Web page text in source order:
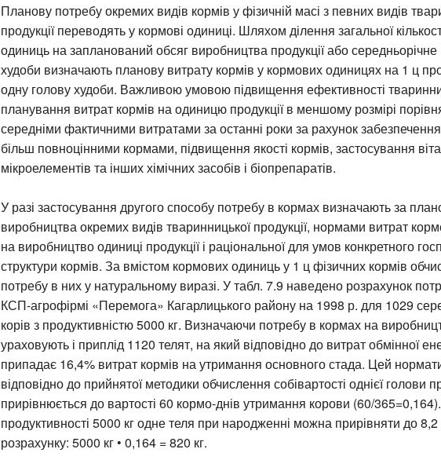
Планову потребу окремих видів кормів у фізичній масі з певних видів
продукції переводять у кормові одиниці. Шляхом ділення загальної
одиниць на запланований обсяг виробництва продукції або середньорічне
худоби визначають планову витрату кормів у кормових одиницях на 1 ц
одну голову худоби. Важливою умовою підвищення ефективності
планування витрат кормів на одиницю продукції в меншому розмірі
середніми фактичними витратами за останні роки за рахунок
більш повноцінними кормами, підвищення якості кормів, застосування
мікроелементів та інших хімічних засобів і біопрепаратів.
У разі застосування другого способу потребу в кормах визначають за
виробництва окремих видів тваринницької продукції, нормами витрат
на виробництво одиниці продукції і раціональної для умов конкретного
структури кормів. За вмістом кормових одиниць у 1 ц фізичних кормів
потребу в них у натуральному виразі. У табл. 7.9 наведено розрахунок
КСП-агрофірмі «Перемога» Кагарлицького району на 1998 р. для 1029
корів з продуктивністю 5000 кг. Визначаючи потребу в кормах на
ураховують і приплід 1120 телят, на який відповідно до витрат обмінної
припадає 16,4% витрат кормів на утримання основного стада. Цей
відповідно до прийнятої методики обчислення собівартості однієї голови
прирівнюється до вартості 60 кормо-днів утримання корови (60/
продуктивності 5000 кг одне теля при народженні можна прирівняти до
розрахунку: 5000 кг • 0,164 = 820 кг.